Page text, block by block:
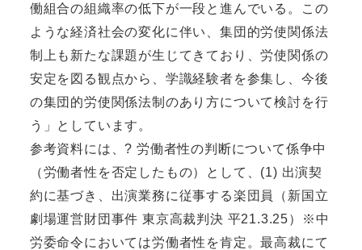
働組合の組織率の低下が一段と進んでいる。この
ような経済社会の変化に伴い、集団的労使関係法
制上も新たな課題が生じてきており、労使関係の
安定を図る観点から、学識経験者を参集し、今後
の集団的労使関係法制のあり方について検討を行
う」としています。
参考資料には、? 労働者性の判断について係争中
（労働者性を否定したもの）として、(1) 出演契
約に基づき、出演業務に従事する楽団員（新国立
劇場運営財団事件 東京高裁判決 平21.3.25）※中
労委命令においては労働者性を肯定。最高裁にて